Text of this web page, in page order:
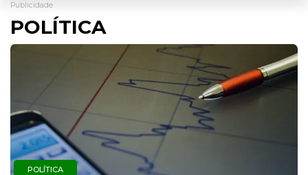
Publicidade
POLÍTICA
POLÍTICA